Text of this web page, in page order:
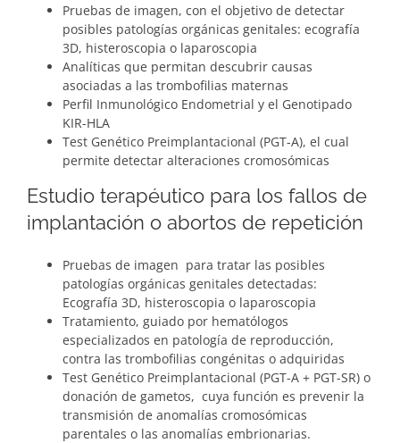
Pruebas de imagen, con el objetivo de detectar
posibles patologías orgánicas genitales: ecografía
3D, histeroscopia o laparoscopia
Analíticas que permitan descubrir causas
asociadas a las trombofilias maternas
Perfil Inmunológico Endometrial y el Genotipado
KIR-HLA
Test Genético Preimplantacional (PGT-A), el cual
permite detectar alteraciones cromosómicas
Estudio terapéutico para los fallos de
implantación o abortos de repetición
Pruebas de imagen para tratar las posibles
patologías orgánicas genitales detectadas:
Ecografía 3D, histeroscopia o laparoscopia
Tratamiento, guiado por hematólogos
especializados en patología de reproducción,
contra las trombofilias congénitas o adquiridas
Test Genético Preimplantacional (PGT-A + PGT-SR) o
donación de gametos, cuya función es prevenir la
transmisión de anomalías cromosómicas
parentales o las anomalías embrionarias.